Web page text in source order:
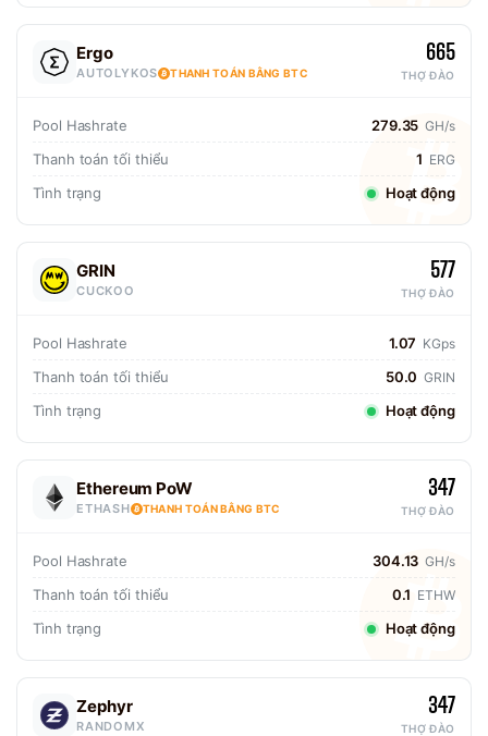
Ergo
AUTOLYKOS THANH TOÁN BẰNG BTC
665
THỢ ĐÀO
Pool Hashrate 279.35 GH/s
Thanh toán tối thiểu 1 ERG
Tình trạng Hoạt động
GRIN
CUCKOO
577
THỢ ĐÀO
Pool Hashrate 1.07 KGps
Thanh toán tối thiểu 50.0 GRIN
Tình trạng Hoạt động
Ethereum PoW
ETHASH THANH TOÁN BẰNG BTC
347
THỢ ĐÀO
Pool Hashrate 304.13 GH/s
Thanh toán tối thiểu 0.1 ETHW
Tình trạng Hoạt động
Zephyr
RANDOMX
347
THỢ ĐÀO